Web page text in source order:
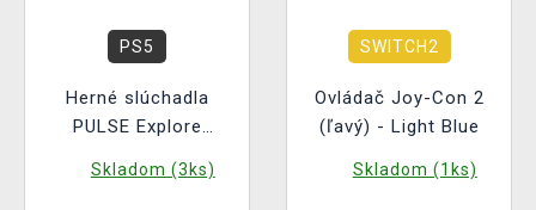
PS5
Herné slúchadla
PULSE Explore
Skladom (3ks)
SWITCH2
Ovládač Joy-Con 2
(ľavý) - Light Blue
Skladom (1ks)